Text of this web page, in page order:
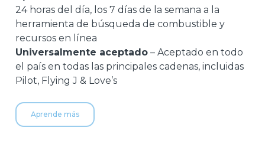
24 horas del día, los 7 días de la semana a la
herramienta de búsqueda de combustible y
recursos en línea
Universalmente aceptado– Aceptado en todo
el país en todas las principales cadenas, incluidas
Pilot, Flying J & Love’s
Aprende más